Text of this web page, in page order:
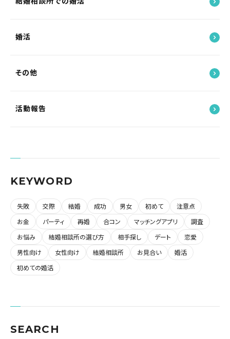
婚活
その他
活動報告
KEYWORD
失敗 交際 結婚 成功 男女 初めて
注意点
お金
パーティ 再婚 合コン マッチングアプリ
調査
お悩み
結婚相談所の選び方 相手探し デート
恋愛
男性向け
女性向け 結婚相談所 お見合い
婚活
初めての婚活
SEARCH